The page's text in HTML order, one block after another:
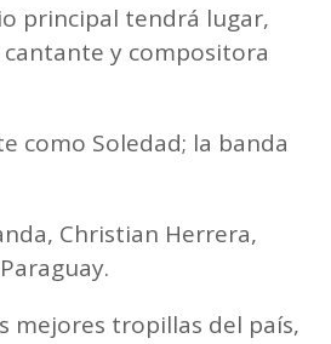
principal tendrá lugar,
y compositora
como Soledad; la banda
Christian Herrera,
mejores tropillas del país,